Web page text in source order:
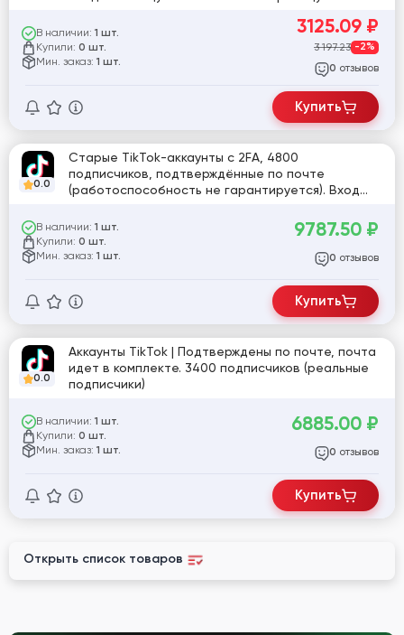
В наличии: 1 шт.
Купили: 0 шт.
Мин. заказ: 1 шт.
3125.09 ₽
3 197.23 -2%
0 отзывов
Купить
0.0
Старые TikTok-аккаунты с 2FA, 4800
подписчиков, подтверждённые по почте
(работоспособность не гарантируется). Вход
tiktok.com/@user1087357949583 [807770]
В наличии: 1 шт.
Купили: 0 шт.
Мин. заказ: 1 шт.
9787.50 ₽
0 отзывов
Купить
0.0
Аккаунты TikTok | Подтверждены по почте, почта
идет в комплекте. 3400 подписчиков (реальные
подписчики)
В наличии: 1 шт.
Купили: 0 шт.
Мин. заказ: 1 шт.
6885.00 ₽
0 отзывов
Купить
Открыть список товаров